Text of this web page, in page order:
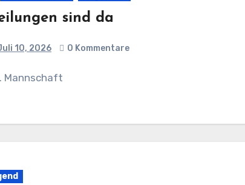
sind da
10, 2026 0 Kommentare
Mannschaft